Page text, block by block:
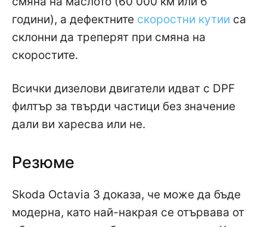
години), а дефектните скоростни кутии са
склонни да треперят при смяна на
скоростите.
Всички дизелови двигатели идват с DPF
филтър за твърди частици без значение
дали ви харесва или не.
Резюме
Skoda Octavia 3 доказа, че може да бъде
модерна, като най-накрая се отървава от